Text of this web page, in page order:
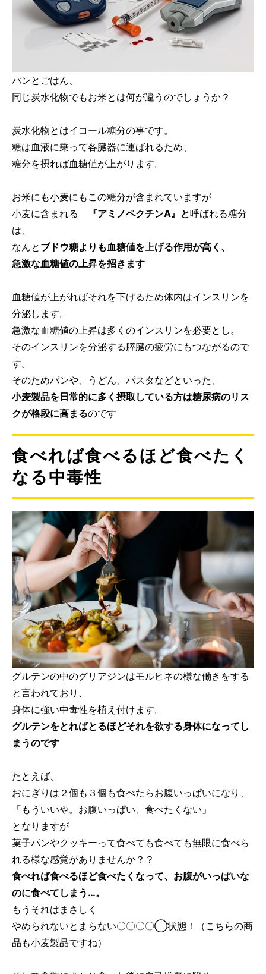
パンとごはん、
同じ炭水化物でもお米とは何が違うのでしょうか？
炭水化物とはイコール糖分の事です。
糖は血液に乗って各臓器に運ばれるため、
糖分を摂れば血糖値が上がります。
お米にも小麦にもこの糖分が含まれていますが
小麦に含まれる
『アミノペクチンA』と呼ばれる糖分
は、
なんと ブドウ糖よりも血糖値を上げる作用が高く、
急激な血糖値の上昇を招きます
血糖値が上がればそれを下げるため体内はインスリンを
分泌します。
急激な血糖値の上昇は多くのインスリンを必要とし。
そのインスリンを分泌する膵臓の疲労にもつながるので
す。
そのためパンや、うどん、パスタなどといった、
小麦製品を日常的に多く摂取している方は糖尿病のリス
クが格段に高まるのです
食べれば食べるほど食べたく
なる中毒性
グルテンの中のグリアジンはモルヒネの様な働きをする
と言われており、
身体に強い中毒性を植え付けます。
グルテンをとればとるほどそれを欲する身体になってし
まうのです
たとえば、
おにぎりは２個も３個も食べたらお腹いっぱいになり、
「もういいや。お腹いっぱい、食べたくない」
となりますが
菓子パンやクッキーって食べても食べても無限に食べら
れる様な感覚がありませんか？？
食べれば食べるほど食べたくなって、お腹がいっぱいな
のに食べてしまう…。
もうそれはまさしく
やめられないとまらない〇〇〇〇◯状態！（こちらの商
品も小麦製品ですね）